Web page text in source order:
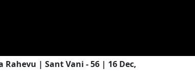
| Sant Vani - 56 | 16 Dec,